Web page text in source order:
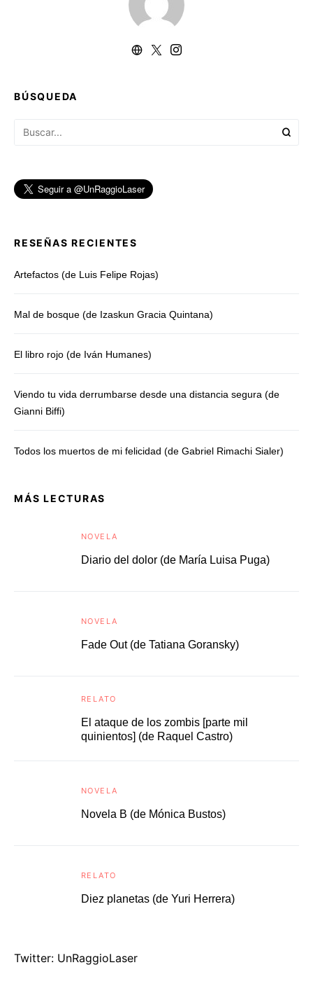
BÚSQUEDA
RESEÑAS RECIENTES
Artefactos (de Luis Felipe Rojas)
Mal de bosque (de Izaskun Gracia Quintana)
El libro rojo (de Iván Humanes)
Viendo tu vida derrumbarse desde una distancia segura (de
Gianni Biffi)
Todos los muertos de mi felicidad (de Gabriel Rimachi Sialer)
MÁS LECTURAS
NOVELA
Diario del dolor (de María Luisa Puga)
NOVELA
Fade Out (de Tatiana Goransky)
RELATO
El ataque de los zombis [parte mil
quinientos] (de Raquel Castro)
NOVELA
Novela B (de Mónica Bustos)
RELATO
Diez planetas (de Yuri Herrera)
Twitter: UnRaggioLaser